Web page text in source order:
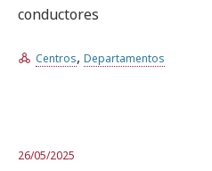
conductores
Centros, Departamentos
26/05/2025